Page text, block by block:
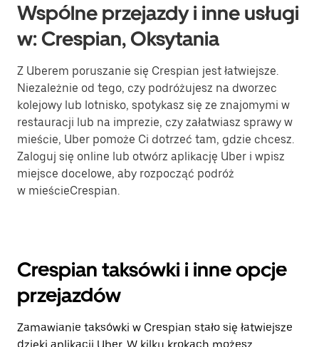
Wspólne przejazdy i inne usługi
w: Crespian, Oksytania
Z Uberem poruszanie się Crespian jest łatwiejsze.
Niezależnie od tego, czy podróżujesz na dworzec
kolejowy lub lotnisko, spotykasz się ze znajomymi w
restauracji lub na imprezie, czy załatwiasz sprawy w
mieście, Uber pomoże Ci dotrzeć tam, gdzie chcesz.
Zaloguj się online lub otwórz aplikację Uber i wpisz
miejsce docelowe, aby rozpocząć podróż
w mieścieCrespian.
Crespian taksówki i inne opcje
przejazdów
Zamawianie taksówki w Crespian stało się łatwiejsze